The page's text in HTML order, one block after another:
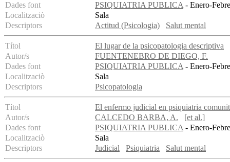
Dades font
PSIQUIATRIA PUBLICA- Enero-
Localitzaciò
Sala
Descriptors
Actitud (Psicologia) Salut mental
Títol
El lugar de la psicopatologia descriptiva
Autor/s
FUENTENEBRO DE DIEGO, F.
Dades font
PSIQUIATRIA PUBLICA- Enero-
Localitzaciò
Sala
Descriptors
Psicopatologia
Títol
El enfermo judicial en psiquiatria
Autor/s
CALCEDO BARBA, A.
[et al.]
Dades font
PSIQUIATRIA PUBLICA- Enero-
Localitzaciò
Sala
Descriptors
Judicial Psiquiatria Salut mental